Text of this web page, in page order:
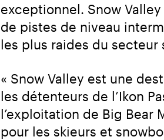
exceptionnel. Snow
de pistes de niveau
les plus raides du secteur
« Snow Valley est une
les détenteurs de l’Ikon
l’exploitation de Big Bear
pour les skieurs et